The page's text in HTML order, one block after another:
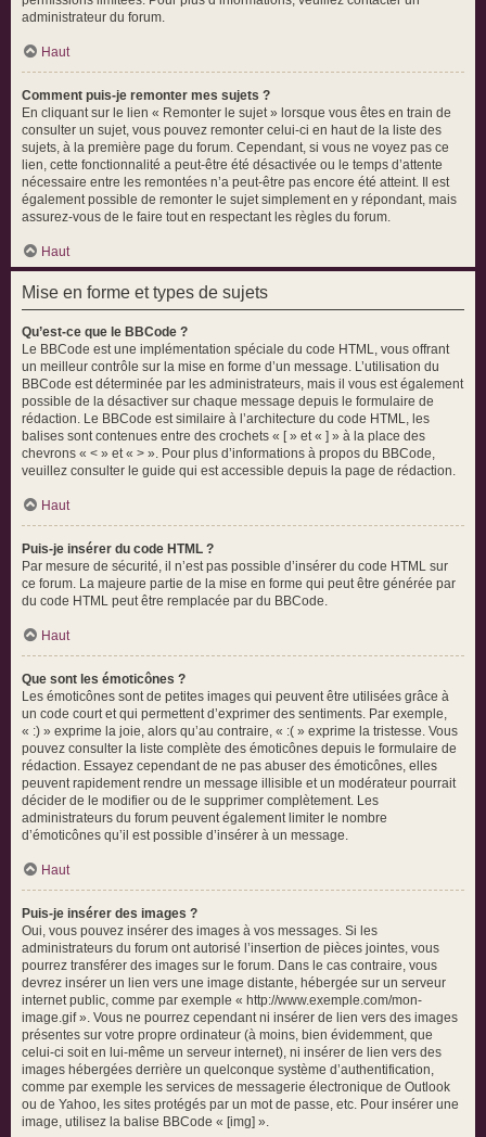
administrateur du forum.
Haut
Comment puis-je remonter mes sujets ?
En cliquant sur le lien « Remonter le sujet » lorsque vous êtes en train de
consulter un sujet, vous pouvez remonter celui-ci en haut de la liste des
sujets, à la première page du forum. Cependant, si vous ne voyez pas ce
lien, cette fonctionnalité a peut-être été désactivée ou le temps d’attente
nécessaire entre les remontées n’a peut-être pas encore été atteint. Il est
également possible de remonter le sujet simplement en y répondant, mais
assurez-vous de le faire tout en respectant les règles du forum.
Haut
Mise en forme et types de sujets
Qu’est-ce que le BBCode ?
Le BBCode est une implémentation spéciale du code HTML, vous offrant
un meilleur contrôle sur la mise en forme d’un message. L’utilisation du
BBCode est déterminée par les administrateurs, mais il vous est également
possible de la désactiver sur chaque message depuis le formulaire de
rédaction. Le BBCode est similaire à l’architecture du code HTML, les
balises sont contenues entre des crochets « [ » et « ] » à la place des
chevrons « < » et « > ». Pour plus d’informations à propos du BBCode,
veuillez consulter le guide qui est accessible depuis la page de rédaction.
Haut
Puis-je insérer du code HTML ?
Par mesure de sécurité, il n’est pas possible d’insérer du code HTML sur
ce forum. La majeure partie de la mise en forme qui peut être générée par
du code HTML peut être remplacée par du BBCode.
Haut
Que sont les émoticônes ?
Les émoticônes sont de petites images qui peuvent être utilisées grâce à
un code court et qui permettent d’exprimer des sentiments. Par exemple,
« :) » exprime la joie, alors qu’au contraire, « :( » exprime la tristesse. Vous
pouvez consulter la liste complète des émoticônes depuis le formulaire de
rédaction. Essayez cependant de ne pas abuser des émoticônes, elles
peuvent rapidement rendre un message illisible et un modérateur pourrait
décider de le modifier ou de le supprimer complètement. Les
administrateurs du forum peuvent également limiter le nombre
d’émoticônes qu’il est possible d’insérer à un message.
Haut
Puis-je insérer des images ?
Oui, vous pouvez insérer des images à vos messages. Si les
administrateurs du forum ont autorisé l’insertion de pièces jointes, vous
pourrez transférer des images sur le forum. Dans le cas contraire, vous
devrez insérer un lien vers une image distante, hébergée sur un serveur
internet public, comme par exemple « http://www.exemple.com/mon-
image.gif ». Vous ne pourrez cependant ni insérer de lien vers des images
présentes sur votre propre ordinateur (à moins, bien évidemment, que
celui-ci soit en lui-même un serveur internet), ni insérer de lien vers des
images hébergées derrière un quelconque système d’authentification,
comme par exemple les services de messagerie électronique de Outlook
ou de Yahoo, les sites protégés par un mot de passe, etc. Pour insérer une
image, utilisez la balise BBCode « [img] ».